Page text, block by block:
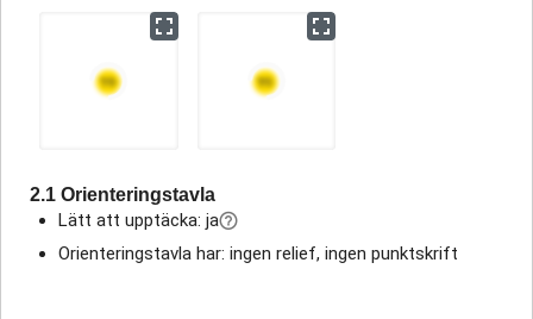
2.1 Orienteringstavla
Lätt att upptäcka: ja
Orienteringstavla har: ingen relief, ingen punktskrift